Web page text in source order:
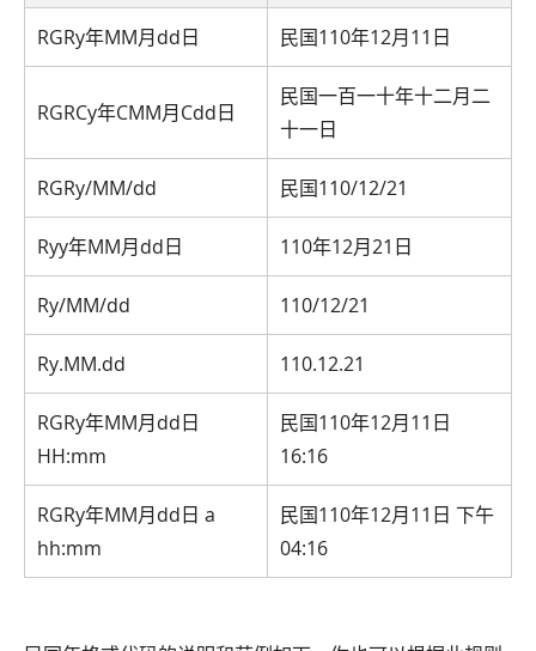
RGRy年MM月dd日 民国110年12月11日
RGRCy年CMM月Cdd日
民国一百一十年十二月二
十一日
RGRy/MM/dd 民国110/12/21
Ryy年MM月dd日 110年12月21日
Ry/MM/dd 110/12/21
Ry.MM.dd 110.12.21
RGRy年MM月dd日
HH:mm
民国110年12月11日
16:16
RGRy年MM月dd日 a
hh:mm
民国110年12月11日 下午
04:16